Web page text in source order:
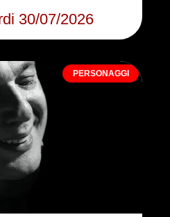
30/07/2026
PERSONAGGI